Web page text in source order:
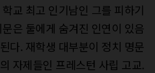
교 최고 인기남인 그를 피하기
은 둘에게 숨겨진 인연이 있음
다. 재학생 대부분이 정치 명문
자제들인 프레스턴 사립 고교.